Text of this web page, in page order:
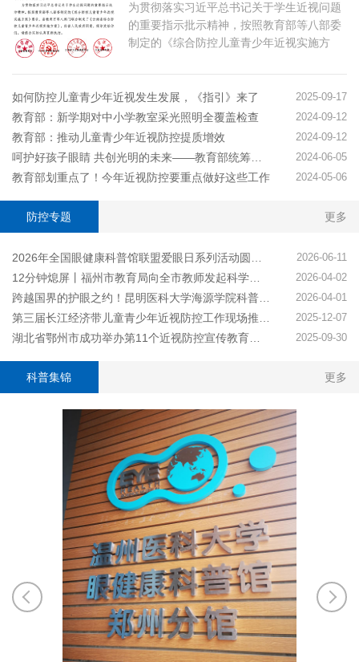
为贯彻落实习近平总书记关于学生近视问题
的重要指示批示精神，按照教育部等八部委
制定的《综合防控儿童青少年近视实施方
《云南省综合防控儿童青少年近视实施方
案》，经省人民政府同意，现印发给你们，
请结合实际认真贯彻执行。
如何防控儿童青少年近视发生发展，《指引》来了 2025-09-17
教育部：新学期对中小学教室采光照明全覆盖检查 2024-09-12
教育部：推动儿童青少年近视防控提质增效 2024-09-12
2024-06-05
教育部划重点了！今年近视防控要重点做好这些工作 2024-05-06
防控专题 更多
2026-06-11
2026-04-02
2026-04-01
2025-12-07
2025-09-30
科普集锦 更多